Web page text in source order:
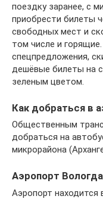
поездку заранее, с
приобрести билеты
свободных мест и
том числе и
спецпредложения,
дешёвые билеты на
зеленым цветом.
Как добраться в
Общественным
добраться на
микрорайона
Аэропорт
Аэропорт находится